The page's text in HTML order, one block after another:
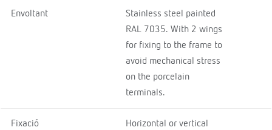
Envoltant
Stainless steel painted
RAL 7035. With 2 wings
for fixing to the frame to
avoid mechanical stress
on the porcelain
terminals.
Fixació Horizontal or vertical